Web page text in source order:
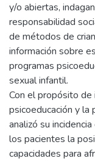
y/o abiertas,
responsabilidad
de métodos de
información sobre
programas
sexual infantil.
Con el propósito de
psicoeducación y la
analizó su
los pacientes la
capacidades para